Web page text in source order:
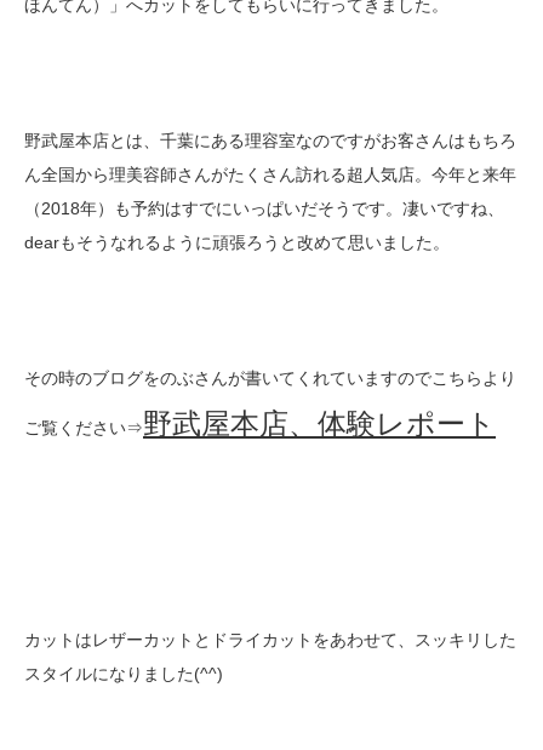
ほんてん）」へカットをしてもらいに行ってきました。
野武屋本店とは、千葉にある理容室なのですがお客さんはもちろ
ん全国から理美容師さんがたくさん訪れる超人気店。今年と来年
（2018年）も予約はすでにいっぱいだそうです。凄いですね、
dearもそうなれるように頑張ろうと改めて思いました。
その時のブログをのぶさんが書いてくれていますのでこちらより
ご覧ください⇒野武屋本店、体験レポート
カットはレザーカットとドライカットをあわせて、スッキリした
スタイルになりました(^^)